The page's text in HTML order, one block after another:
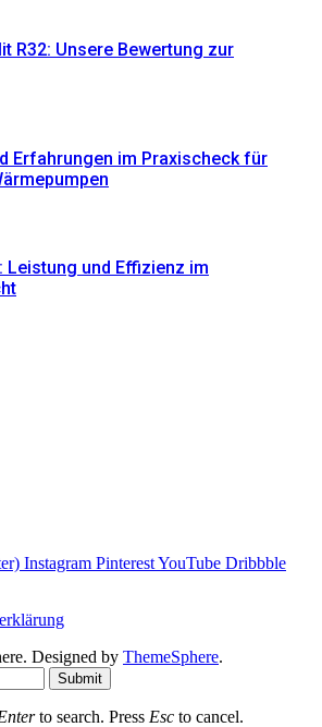
R32: Unsere Bewertung zur
Erfahrungen im Praxischeck für
Leistung und Effizienz im
Instagram PinterestYouTube Dribbble
Designed by ThemeSphere.
Submit
to search. Press Esc to cancel.